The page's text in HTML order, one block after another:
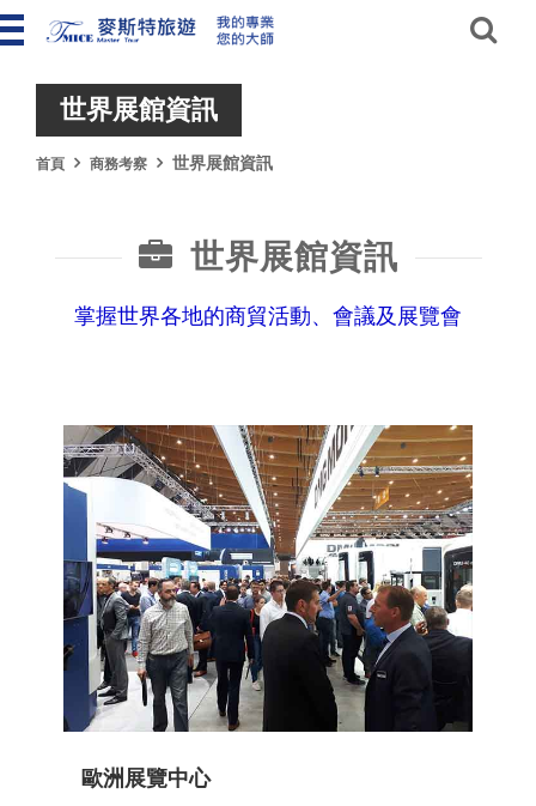
世界展館資訊
首頁 商務考察 世界展館資訊
世界展館資訊
掌握世界各地的商貿活動、會議及展覽會
歐洲展覽中心